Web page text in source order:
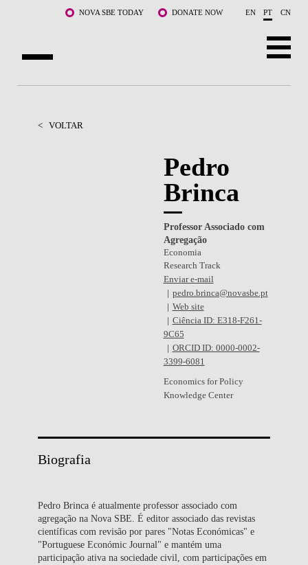
Saltar para o conteúdo principalNOVA SBE TODAY DONATE NOW EN PT CN
CURSOS
< VOLTAR
Pedro
Brinca
Professor Associado com
Agregação
Economia
Research Track
Enviar e-mail
pedro.brinca@novasbe.pt
Web site
Ciência ID: E318-F261-
9C65
ORCID ID: 0000-0002-
3399-6081
Economics for Policy
Knowledge Center
Biografia
Pedro Brinca é atualmente professor associado com
agregação na Nova SBE. É editor associado das revistas
científicas com revisão por pares "Notas Económicas" e
"Portuguese Económic Journal" e mantém uma
participação ativa na sociedade civil, com participações em